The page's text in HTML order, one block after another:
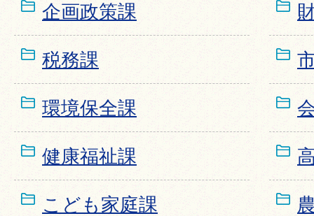
企画政策課
税務課
環境保全課
健康福祉課
こども家庭課